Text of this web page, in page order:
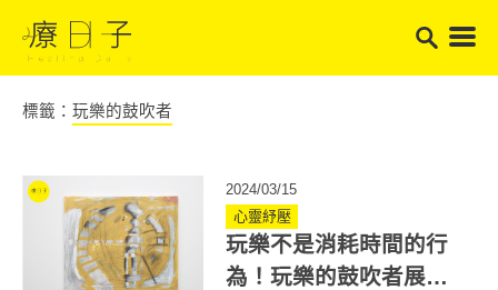
標籤： 玩樂的鼓吹者
2024/03/15
心靈紓壓
玩樂不是消耗時間的行
為！玩樂的鼓吹者展覽